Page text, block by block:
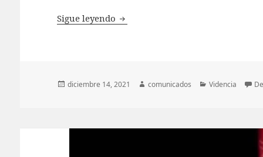
Sigue leyendo Confía en los Baños de Romero,
Publicado
diciembre 14, 2021 Autor
comunicados Categorías
Videncia